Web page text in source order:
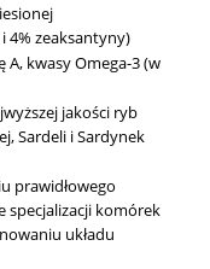
4% zeaksantyny)
kwasy Omega-3 (w
jakości ryb
Sardeli i Sardynek
prawidłowego
specjalizacji komórek
układu